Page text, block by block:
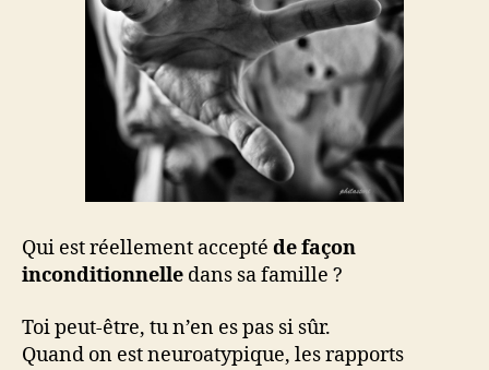
Qui est réellement accepté de façon
inconditionnelle dans sa famille ?
Toi peut-être, tu n’en es pas si sûr.
Quand on est neuroatypique, les rapports